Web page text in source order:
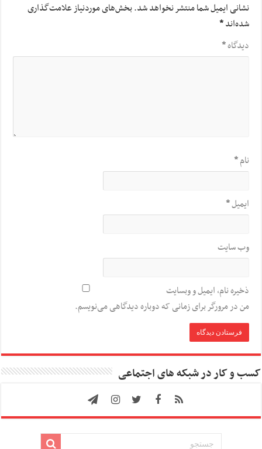
نشانی ایمیل شما منتشر نخواهد شد.بخش‌های موردنیاز علامت‌گذاری
شده‌اند*
دیدگاه*
نام*
ایمیل*
وب‌ سایت
ذخیره نام، ایمیل و وبسایت
من در مرورگر برای زمانی که دوباره دیدگاهی می‌نویسم.
کسب و کار در شبکه های اجتماعی